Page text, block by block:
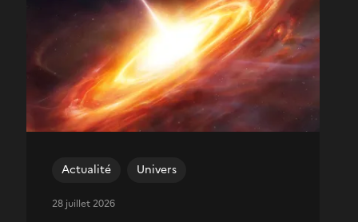
Actualité Univers
28 juillet 2026